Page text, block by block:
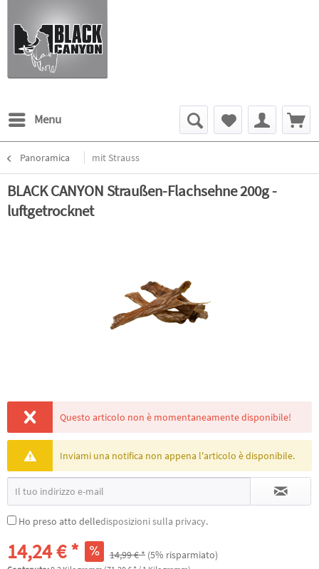
Menu
Panoramica mit Strauss
BLACK CANYON Straußen-Flachsehne 200g -
luftgetrocknet
Questo articolo non è momentaneamente disponibile!
Inviami una notifica non appena l'articolo è disponibile.
Ho preso atto delledisposizioni sulla privacy.
14,24 € * 14,99 € * (5% risparmiato)